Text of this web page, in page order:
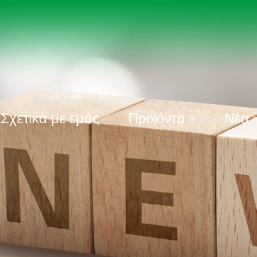
Σχετικά με εμάς Προϊόντα Νέα